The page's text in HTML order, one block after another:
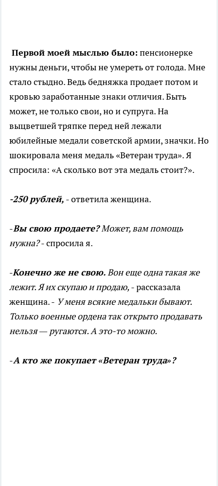
Первой моей мыслью было: пенсионерке
нужны деньги, чтобы не умереть от голода. Мне
стало стыдно. Ведь бедняжка продает потом и
кровью заработанные знаки отличия. Быть
может, не только свои, но и супруга. На
выцветшей тряпке перед ней лежали
юбилейные медали советской армии, значки. Но
шокировала меня медаль «Ветеран труда». Я
спросила: «А сколько вот эта медаль стоит?».
-250 рублей, - ответила женщина.
-Вы свою продаете?Может, вам помощь
нужна?- спросила я.
-Конечно же не свою.Вон еще одна такая же
лежит. Я их скупаю и продаю, - рассказала
женщина. - У меня всякие медальки бывают.
Только военные ордена так открыто продавать
нельзя — ругаются. А это-то можно.
-А кто же покупает «Ветеран труда»?